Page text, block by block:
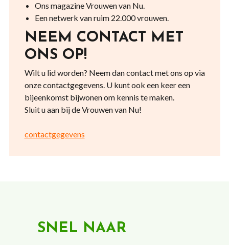
Ons magazine Vrouwen van Nu.
Een netwerk van ruim 22.000 vrouwen.
NEEM CONTACT MET
ONS OP!
Wilt u lid worden? Neem dan contact met ons op via
onze contactgegevens. U kunt ook een keer een
bijeenkomst bijwonen om kennis te maken.
Sluit u aan bij de Vrouwen van Nu!
contactgegevens
SNEL NAAR